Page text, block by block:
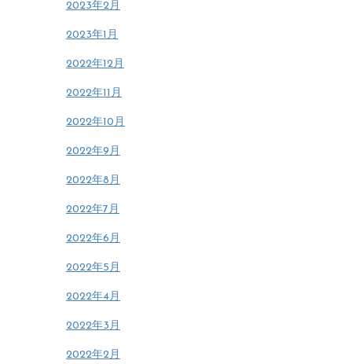
2023年2月
2023年1月
2022年12月
2022年11月
2022年10月
2022年9月
2022年8月
2022年7月
2022年6月
2022年5月
2022年4月
2022年3月
2022年2月